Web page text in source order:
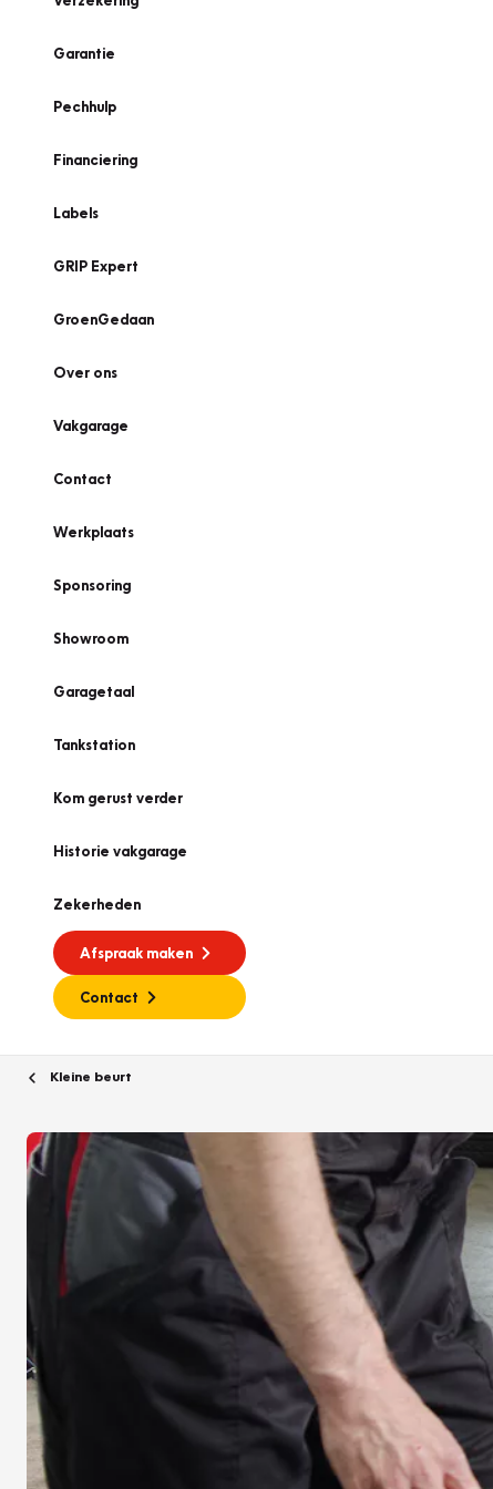
Garantie
Pechhulp
Financiering
Labels
GRIP Expert
GroenGedaan
Over ons
Vakgarage
Contact
Werkplaats
Sponsoring
Showroom
Garagetaal
Tankstation
Kom gerust verder
Historie vakgarage
Zekerheden
Afspraak maken
Contact
Kleine beurt